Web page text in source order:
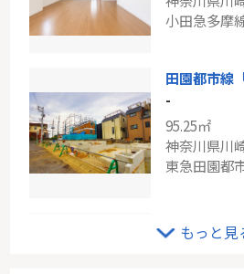
田園都市線
-
95.25㎡
神奈川県川
-
もっと見